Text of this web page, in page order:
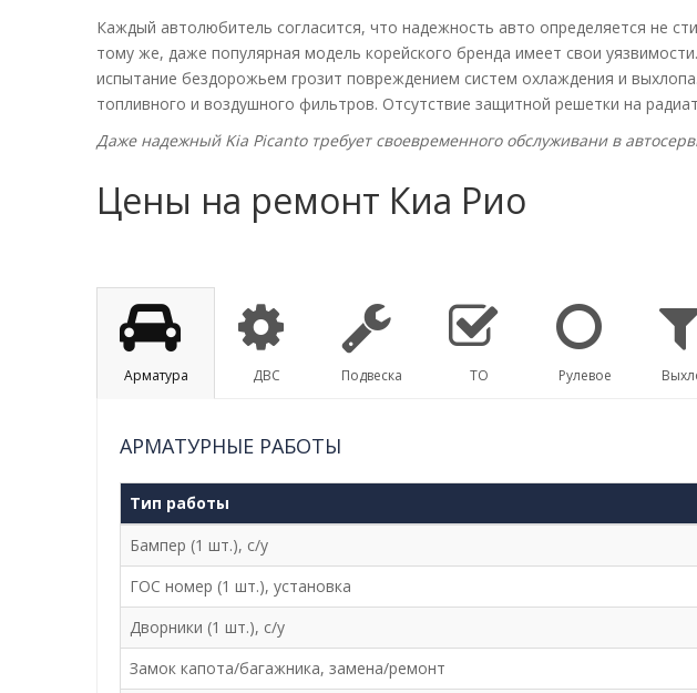
Каждый автолюбитель согласится, что надежность авто определяется не
тому же, даже популярная модель корейского бренда имеет свои
испытание бездорожьем грозит повреждением систем охлаждения и
топливного и воздушного фильтров. Отсутствие защитной решетки на
Даже надежный Kia Picanto требует своевременного обслуживани в
Цены на ремонт Киа Рио
Арматура ДВС Подвеска ТО Рулевое
АРМАТУРНЫЕ РАБОТЫ
Тип работы
Бампер (1 шт.), с/у
ГОС номер (1 шт.), установка
Дворники (1 шт.), с/у
Замок капота/багажника, замена/ремонт